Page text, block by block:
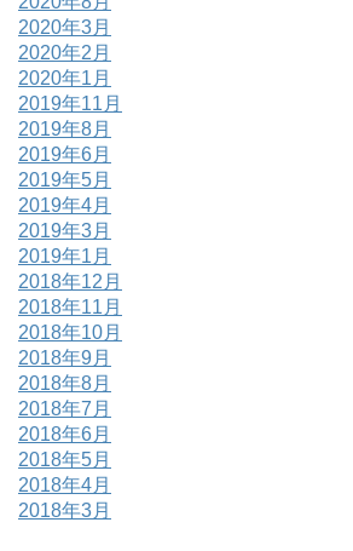
2020年3月
2020年2月
2020年1月
2019年11月
2019年8月
2019年6月
2019年5月
2019年4月
2019年3月
2019年1月
2018年12月
2018年11月
2018年10月
2018年9月
2018年8月
2018年7月
2018年6月
2018年5月
2018年4月
2018年3月